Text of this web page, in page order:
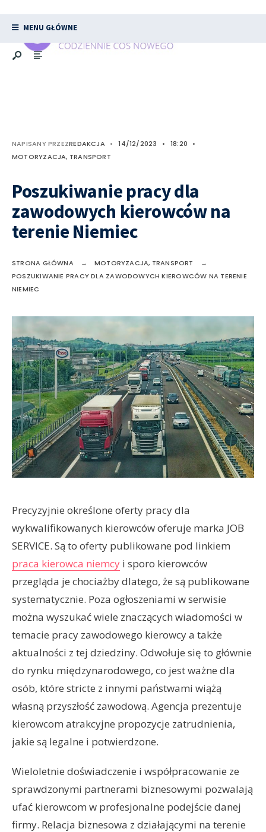
MENU GŁÓWNE
NAPISANY PRZEZREDAKCJA • 14/12/2023 • 18:20
•
MOTORYZACJA, TRANSPORT
Poszukiwanie pracy dla
zawodowych kierowców na
terenie Niemiec
STRONA GŁÓWNA
MOTORYZACJA, TRANSPORT
POSZUKIWANIE PRACY DLA ZAWODOWYCH KIEROWCÓW NA TERENIE
NIEMIEC
Precyzyjnie określone oferty pracy dla
wykwalifikowanych kierowców oferuje marka JOB
SERVICE. Są to oferty publikowane pod linkiem
praca kierowca niemcy i sporo kierowców
przegląda je chociażby dlatego, że są publikowane
systematycznie. Poza ogłoszeniami w serwisie
można wyszukać wiele znaczących wiadomości w
temacie pracy zawodowego kierowcy a także
aktualności z tej dziedziny. Odwołuje się to głównie
do rynku międzynarodowego, co jest ważne dla
osób, które stricte z innymi państwami wiążą
własną przyszłość zawodową. Agencja prezentuje
kierowcom atrakcyjne propozycje zatrudnienia,
jakie są legalne i potwierdzone.
Wieloletnie doświadczenie i współpracowanie ze
sprawdzonymi partnerami biznesowymi pozwalają
ufać kierowcom w profesjonalne podejście danej
firmy. Relacja biznesowa z działającymi na terenie